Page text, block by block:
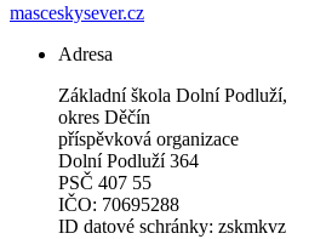
masceskysever.cz
Adresa
Základní škola Dolní Podluží,
okres Děčín
příspěvková organizace
Dolní Podluží 364
PSČ 407 55
IČO: 70695288
ID datové schránky: zskmkvz